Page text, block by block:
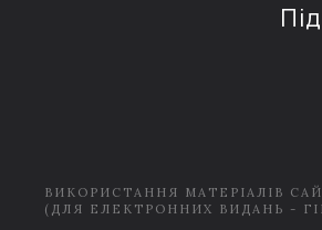
ВИКОРИСТАННЯ МАТЕРІАЛІВ
(ДЛЯ ЕЛЕКТРОННИХ ВИДАНЬ -